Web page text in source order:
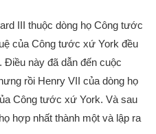
III thuộc dòng họ Công tước
của Công tước xứ York đều
này đã dẫn đến cuộc
rồi Henry VII của dòng họ
Công tước xứ York. Và sau
hợp nhất thành một và lập ra